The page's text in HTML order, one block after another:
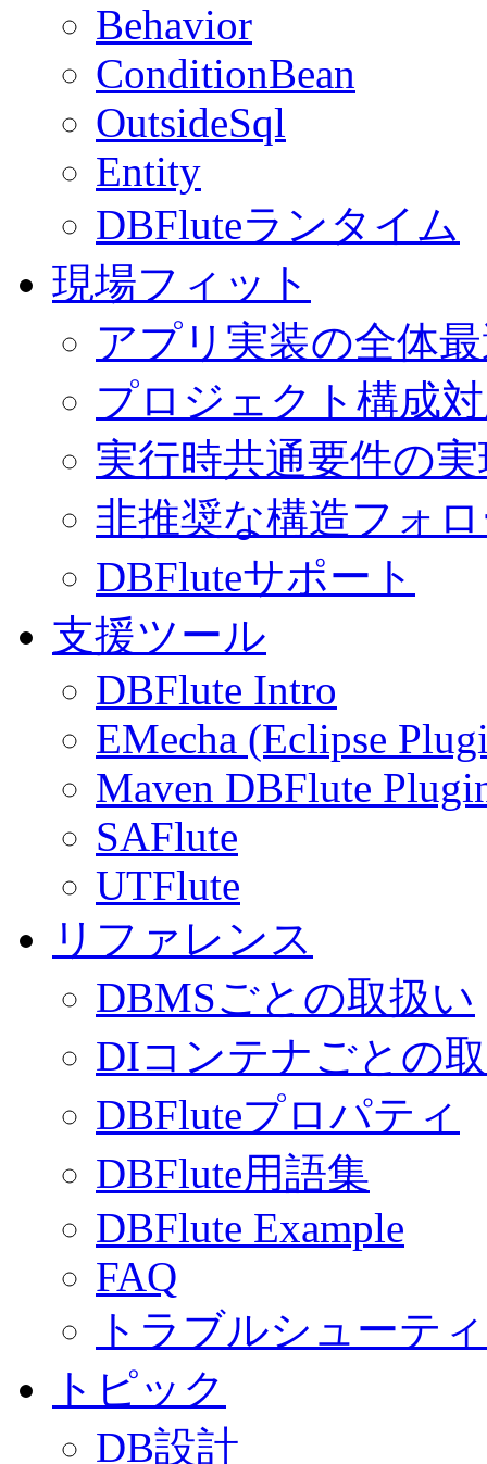
Behavior
ConditionBean
OutsideSql
Entity
DBFluteランタイム
現場フィット
アプリ実装の全体
プロジェクト構成
実行時共通要件の
非推奨な構造フォ
DBFluteサポート
支援ツール
DBFlute Intro
EMecha (Eclipse
Maven DBFlute
SAFlute
UTFlute
リファレンス
DBMSごとの取扱い
DIコンテナごとの
DBFluteプロパティ
DBFlute用語集
DBFlute Example
FAQ
トラブルシューテ
トピック
DB設計